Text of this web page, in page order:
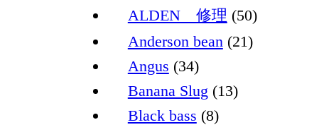
ALDEN 修理 (50)
Anderson bean (21)
Angus (34)
Banana Slug (13)
Black bass (8)